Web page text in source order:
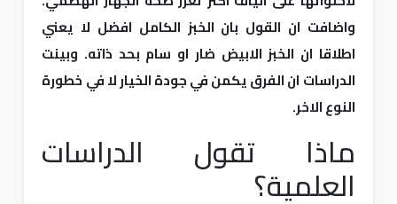
واضافت ان القول بان الخبز الكامل افضل لا يعني
اطلاقا ان الخبز الابيض ضار او سام بحد ذاته. وبينت
الدراسات ان الفرق يكمن في جودة الخيار لا في خطورة
النوع الاخر.
ماذا تقول الدراسات
العلمية؟